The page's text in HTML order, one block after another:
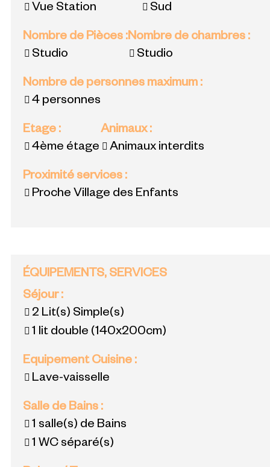
Vue Station
Sud
Nombre de Pièces :
Studio
Nombre de chambres :
Studio
Nombre de personnes maximum :
4 personnes
Etage :
4ème étage
Animaux:
Animaux interdits
Proximité services :
Proche Village des Enfants
ÉQUIPEMENTS, SERVICES
Séjour:
2 Lit(s) Simple(s)
1 lit double (140x200cm)
Equipement Cuisine :
Lave-vaisselle
Salle de Bains :
1 salle(s) de Bains
1 WC séparé(s)